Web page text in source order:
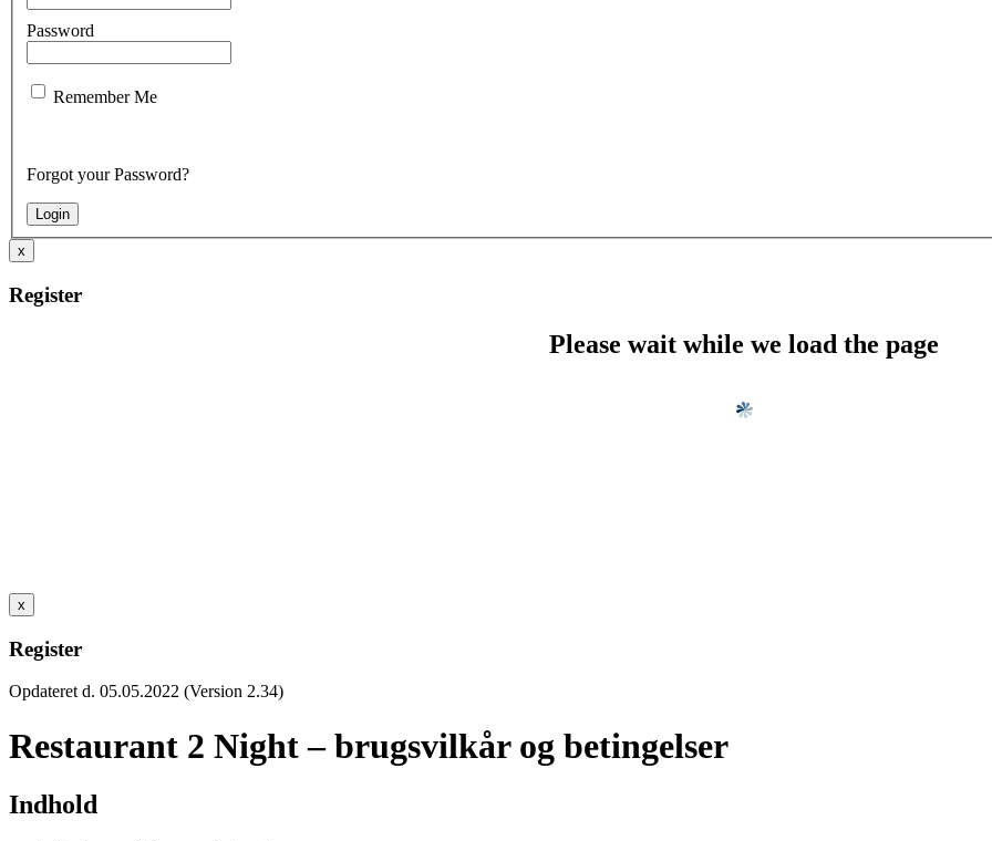
Password
Remember Me
Forgot your Password?
x
Register
Please wait while we load the page
x
Register
Opdateret d. 05.05.2022 (Version 2.34)
Restaurant 2 Night – brugsvilkår og betingelser
Indhold